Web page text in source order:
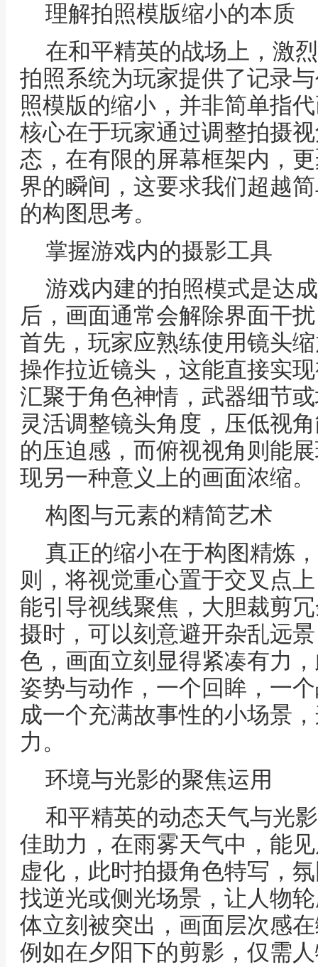
理解拍照模版缩小的本质
在和平精英的战场上，激
拍照系统为玩家提供了记录
照模版的缩小，并非简单指
核心在于玩家通过调整拍摄
态，在有限的屏幕框架内，
界的瞬间，这要求我们超越
的构图思考。
掌握游戏内的摄影工具
游戏内建的拍照模式是达
后，画面通常会解除界面干
首先，玩家应熟练使用镜头
操作拉近镜头，这能直接实
汇聚于角色神情，武器细节
灵活调整镜头角度，压低视
的压迫感，而俯视视角则能
现另一种意义上的画面浓缩。
构图与元素的精简艺术
真正的缩小在于构图精炼
则，将视觉重心置于交叉点
能引导视线聚焦，大胆裁剪
摄时，可以刻意避开杂乱远
色，画面立刻显得紧凑有力
姿势与动作，一个回眸，一
成一个充满故事性的小场景
力。
环境与光影的聚焦运用
和平精英的动态天气与光
佳助力，在雨雾天气中，能
虚化，此时拍摄角色特写，
找逆光或侧光场景，让人物
体立刻被突出，画面层次感
例如在夕阳下的剪影，仅需